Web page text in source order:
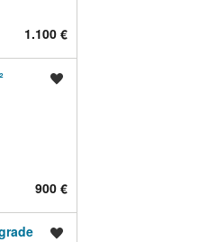
1.100 €
900 €